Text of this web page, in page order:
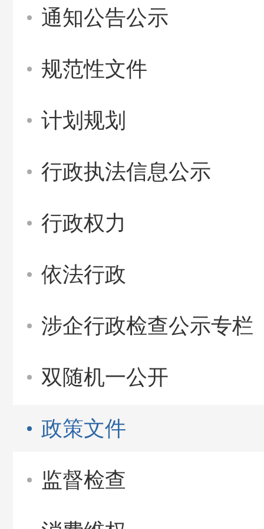
通知公告公示
规范性文件
计划规划
行政执法信息公示
行政权力
依法行政
涉企行政检查公示专栏
双随机一公开
政策文件
监督检查